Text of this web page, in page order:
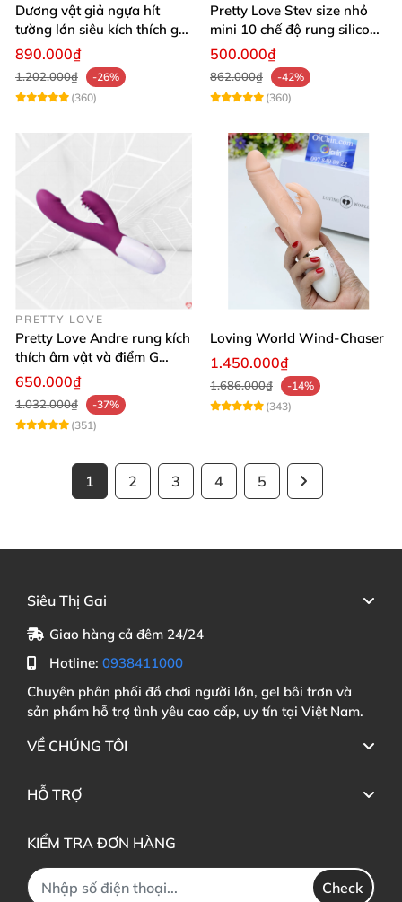
Dương vật giả ngựa hít
tường lớn siêu kích thích gai
nổi
890.000₫
1.202.000₫
-26%
(360)
Pretty Love Stev size nhỏ
mini 10 chế độ rung silicone
mềm
500.000₫
862.000₫
-42%
(360)
PRETTY LOVE
Pretty Love Andre rung kích
thích âm vật và điểm G
mạnh mẽ
650.000₫
1.032.000₫
-37%
(351)
Loving World Wind-Chaser
1.450.000₫
1.686.000₫
-14%
(343)
1 2 3 4 5
Siêu Thị Gai
Giao hàng cả đêm 24/24
Hotline: 0938411000
Chuyên phân phối đồ chơi người lớn, gel bôi trơn và
sản phẩm hỗ trợ tình yêu cao cấp, uy tín tại Việt Nam.
VỀ CHÚNG TÔI
HỖ TRỢ
KIỂM TRA ĐƠN HÀNG
Check